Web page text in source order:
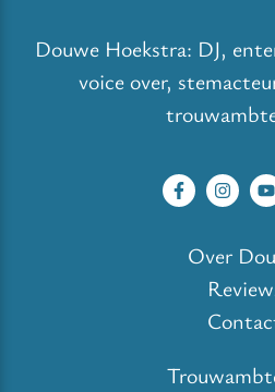
Douwe Hoekstra: DJ,
voice over,
Over